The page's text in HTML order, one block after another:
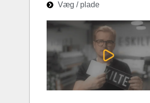
Væg / plade